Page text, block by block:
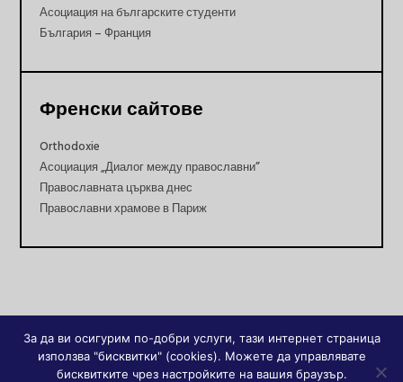
Асоциация на българските студенти
България – Франция
Френски сайтове
Orthodoxie
Асоциация „Диалог между православни”
Православната църква днес
Православни храмове в Париж
За да ви осигурим по-добри услуги, тази интернет страница
използва "бисквитки" (cookies). Можете да управлявате
бисквитките чрез настройките на вашия браузър.